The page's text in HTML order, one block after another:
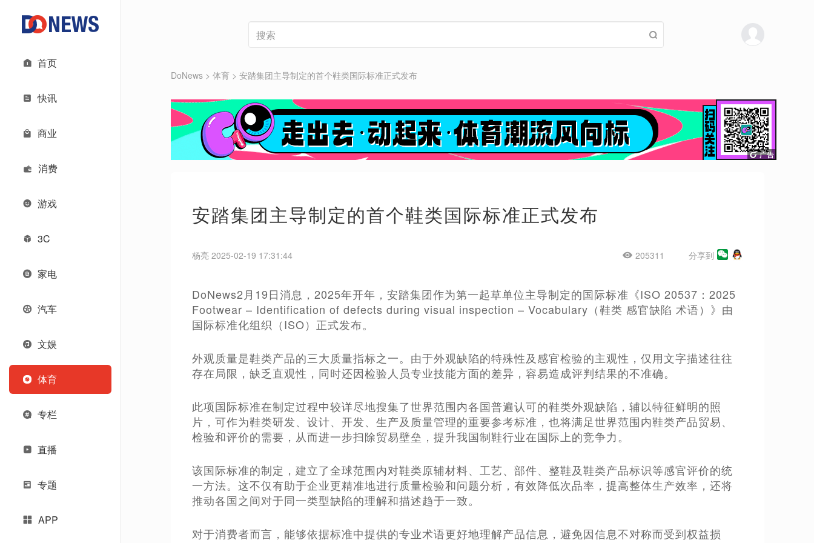
首页
快讯
商业
消费
游戏
3C
家电
汽车
文娱
体育
专栏
直播
专题
APP
DoNews > 体育 > 安踏集团主导制定的首个鞋类国际标准正式发布
安踏集团主导制定的首个鞋类国际标准正式发布
杨亮 2025-02-19 17:31:44 205311 分享到
DoNews2月19日消息，2025年开年，安踏集团作为第一起草单位主导制定的国际标准《ISO 20537：2025
Footwear – Identification of defects during visual inspection – Vocabulary（鞋类 感官缺陷 术语）》由
国际标准化组织（ISO）正式发布。
外观质量是鞋类产品的三大质量指标之一。由于外观缺陷的特殊性及感官检验的主观性，仅用文字描述往往
存在局限，缺乏直观性，同时还因检验人员专业技能方面的差异，容易造成评判结果的不准确。
此项国际标准在制定过程中较详尽地搜集了世界范围内各国普遍认可的鞋类外观缺陷，辅以特征鲜明的照
片，可作为鞋类研发、设计、开发、生产及质量管理的重要参考标准，也将满足世界范围内鞋类产品贸易、
检验和评价的需要，从而进一步扫除贸易壁垒，提升我国制鞋行业在国际上的竞争力。
该国际标准的制定，建立了全球范围内对鞋类原辅材料、工艺、部件、整鞋及鞋类产品标识等感官评价的统
一方法。这不仅有助于企业更精准地进行质量检验和问题分析，有效降低次品率，提高整体生产效率，还将
推动各国之间对于同一类型缺陷的理解和描述趋于一致。
对于消费者而言，能够依据标准中提供的专业术语更好地理解产品信息，避免因信息不对称而受到权益损